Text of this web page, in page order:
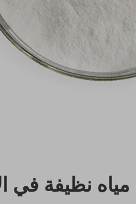
مياه نظيفة في